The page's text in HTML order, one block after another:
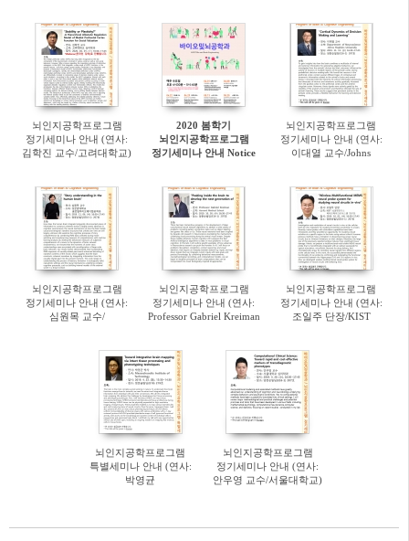
진행
뇌인지공학프로그램
정기세미나 안내 (연사:
김학진 교수/고려대학교)
2020 봄학기
뇌인지공학프로그램
정기세미나 안내 Notice
뇌인지공학프로그램
정기세미나 안내 (연사:
이대열 교수/Johns
뇌인지공학프로그램
정기세미나 안내 (연사:
심원목 교수/
뇌인지공학프로그램
정기세미나 안내 (연사:
Professor Gabriel Kreiman
뇌인지공학프로그램
정기세미나 안내 (연사:
조일주 단장/KIST
연구단) [2019.10.02(수)
뇌인지공학프로그램
특별세미나 안내 (연사:
박영균
뇌인지공학프로그램
정기세미나 안내 (연사:
안우영 교수/서울대학교)